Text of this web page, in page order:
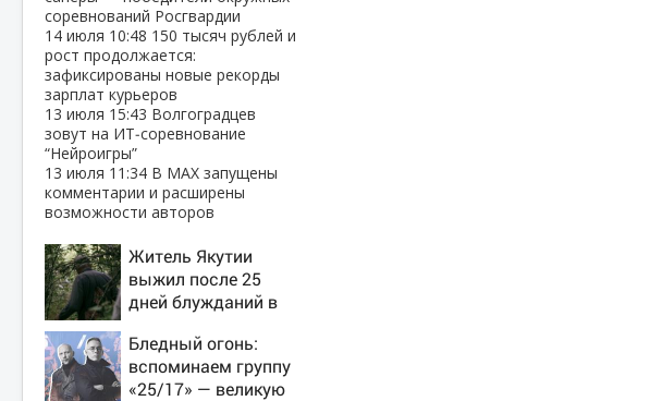
соревнований Росгвардии
14 июля 10:48 150 тысяч рублей и
рост продолжается:
зафиксированы новые рекорды
зарплат курьеров
13 июля 15:43 Волгоградцев
зовут на ИТ‑соревнование
“Нейроигры”
13 июля 11:34 В МАХ запущены
комментарии и расширены
возможности авторов
Житель Якутии
выжил после 25
дней блужданий в
Бледный огонь:
вспоминаем группу
«25/17» — великую